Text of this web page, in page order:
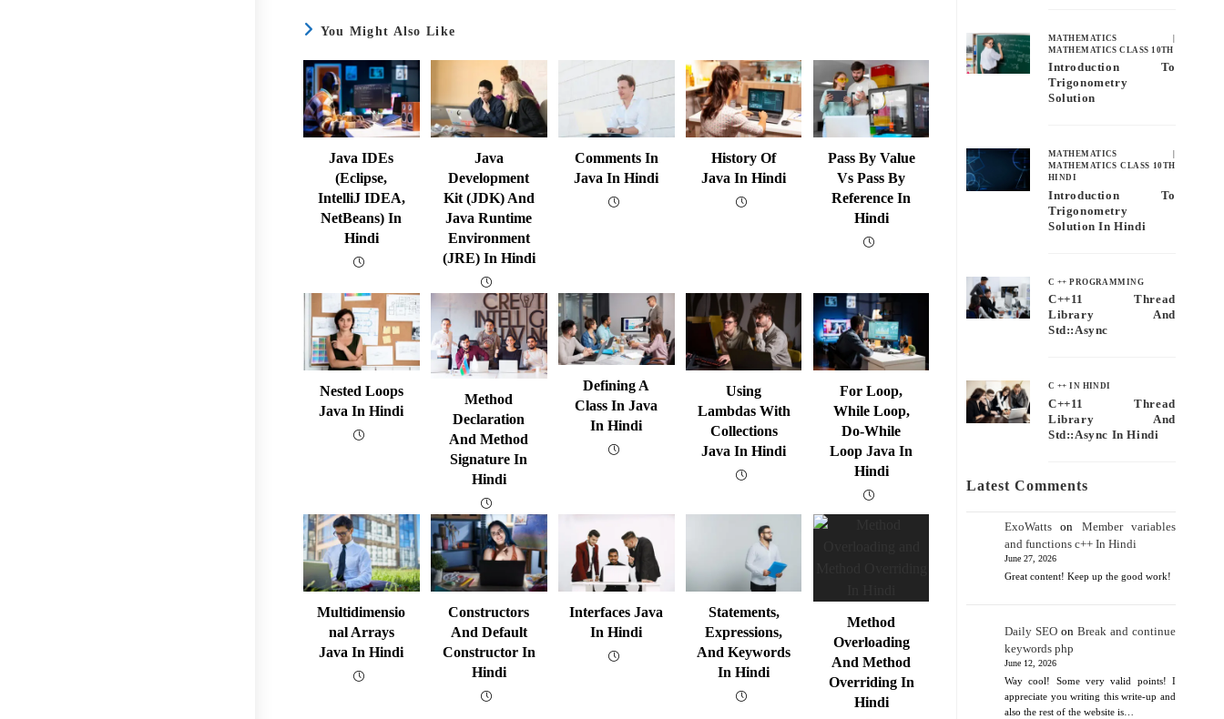
You Might Also Like
Java IDEs
(Eclipse,
IntelliJ IDEA,
NetBeans) In
Hindi
Java
Development
Kit (JDK) And
Java Runtime
Environment
(JRE) In Hindi
Comments In
Java In Hindi
History Of
Java In Hindi
Pass By Value
Vs Pass By
Reference In
Hindi
Nested Loops
Java In Hindi
Method
Declaration
And Method
Signature In
Hindi
Defining A
Class In Java
In Hindi
Using
Lambdas With
Collections
Java In Hindi
For Loop,
While Loop,
Do-While
Loop Java In
Hindi
Multidimensio
Nal Arrays
Java In Hindi
Constructors
And Default
Constructor In
Hindi
Interfaces Java
In Hindi
Statements,
Expressions,
And Keywords
In Hindi
Method
Overloading
And Method
Overriding In
Hindi
MATHEMATICS
MATHEMATICS CLASS 10TH
Introduction To
Trigonometry
Solution
MATHEMATICS
MATHEMATICS CLASS 10TH
HINDI
Introduction To
Trigonometry
Solution In Hindi
C ++ PROGRAMMING
C++11 Thread
Library And
Std::async
C ++ IN HINDI
C++11 Thread
Library And
Std::async In Hindi
Latest Comments
ExoWatts on Member variables
and functions c++ In Hindi
June 27, 2026
Great content! Keep up the good work!
Daily SEO on Break and continue
keywords php
June 12, 2026
Way cool! Some very valid points! I
appreciate you writing this write-up and
also the rest of the website is…